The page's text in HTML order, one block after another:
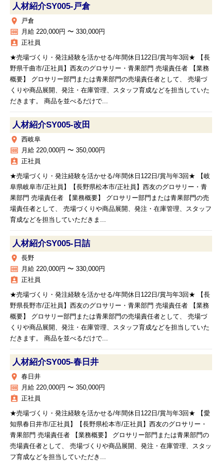
人材紹介SY005‐戸倉
place 戸倉
money 月給 220,000円 〜 330,000円
assignment_ind 正社員
★売場づくり・発注経験を活かせる/年間休日122日/賞与年3回★ 【長
野県千曲市/正社員】西友のグロサリー・青果部門 売場責任者 【業務
概要】 グロサリー部門または青果部門の売場責任者として、 売場づ
くりや商品展開、発注・在庫管理、スタッフ育成などを担当していた
だきます。 商品を並べるだけで...
人材紹介SY005‐改田
place 西岐阜
money 月給 220,000円 〜 350,000円
assignment_ind 正社員
★売場づくり・発注経験を活かせる/年間休日122日/賞与年3回★ 【岐
阜県岐阜市/正社員】【長野県松本市/正社員】西友のグロサリー・青
果部門 売場責任者 【業務概要】 グロサリー部門または青果部門の売
場責任者として、 売場づくりや商品展開、発注・在庫管理、スタッフ
育成などを担当していただきま...
人材紹介SY005‐日詰
place 長野
money 月給 220,000円 〜 330,000円
assignment_ind 正社員
★売場づくり・発注経験を活かせる/年間休日122日/賞与年3回★ 【長
野県長野市/正社員】西友のグロサリー・青果部門 売場責任者 【業務
概要】 グロサリー部門または青果部門の売場責任者として、 売場づ
くりや商品展開、発注・在庫管理、スタッフ育成などを担当していた
だきます。 商品を並べるだけで...
人材紹介SY005‐春日井
place 春日井
money 月給 220,000円 〜 350,000円
assignment_ind 正社員
★売場づくり・発注経験を活かせる/年間休日122日/賞与年3回★ 【愛
知県春日井市/正社員】【長野県松本市/正社員】西友のグロサリー・
青果部門 売場責任者 【業務概要】 グロサリー部門または青果部門の
売場責任者として、 売場づくりや商品展開、発注・在庫管理、スタッ
フ育成などを担当していただき...